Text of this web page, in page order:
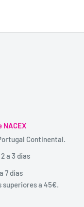
NACEX
Continental.
a 3 dias
7 dias
superiores a 45€.